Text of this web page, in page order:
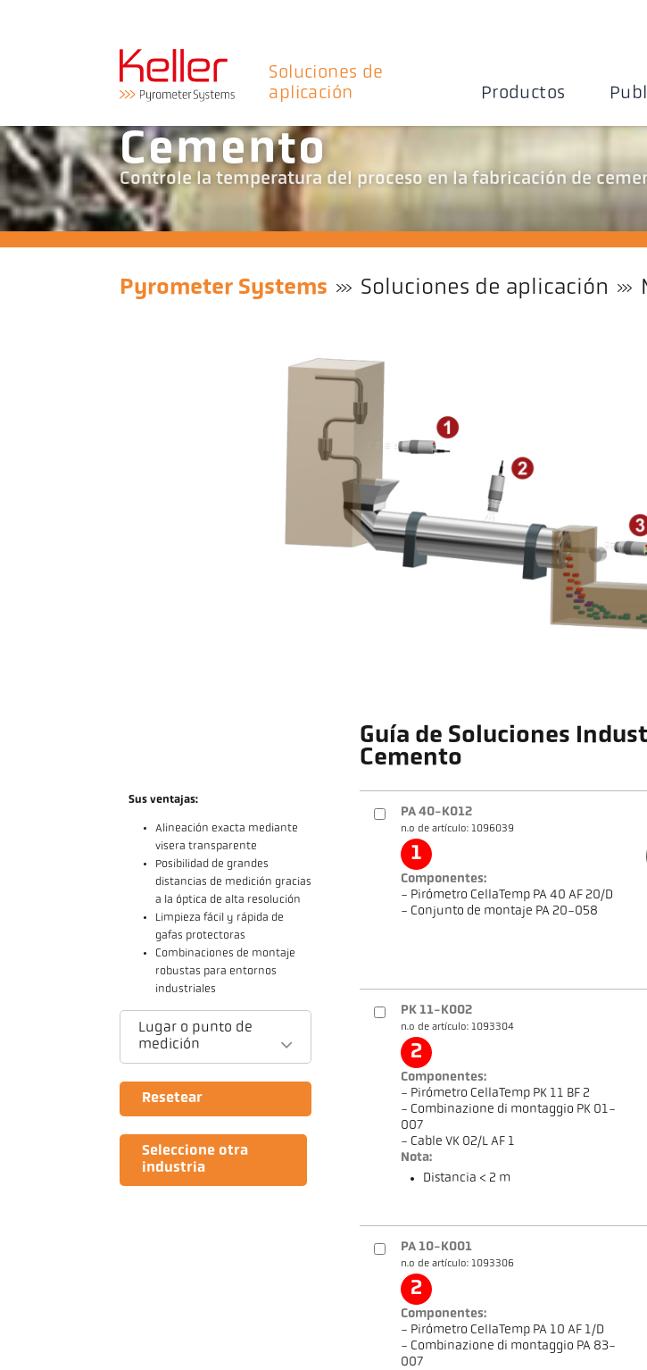
Soluciones de
aplicación
Productos
Cemento
Controle la temperatura del proceso en la fabricación de
Pyrometer Systems Soluciones de aplicación
Guía de Soluciones
Cemento
Sus ventajas:
Alineación exacta mediante
visera transparente
Posibilidad de grandes
distancias de medición gracias
a la óptica de alta resolución
Limpieza fácil y rápida de
gafas protectoras
Combinaciones de montaje
robustas para entornos
industriales
Lugar o punto de
medición
Resetear
Seleccione otra
industria
PA 40-K012
n.o de artículo: 1096039
1
Componentes:
- Pirómetro CellaTemp PA 40 AF 20/D
- Conjunto de montaje PA 20-058
PK 11-K002
n.o de artículo: 1093304
2
Componentes:
- Pirómetro CellaTemp PK 11 BF 2
- Combinazione di montaggio PK 01-
007
- Cable VK 02/L AF 1
Nota:
Distancia < 2 m
PA 10-K001
n.o de artículo: 1093306
2
Componentes:
- Pirómetro CellaTemp PA 10 AF 1/D
- Combinazione di montaggio PA 83-
007